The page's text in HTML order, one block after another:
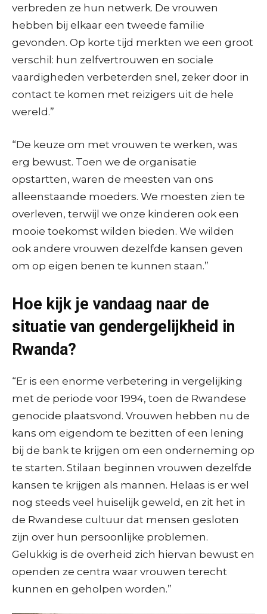
verbreden ze hun netwerk. De vrouwen
hebben bij elkaar een tweede familie
gevonden. Op korte tijd merkten we een groot
verschil: hun zelfvertrouwen en sociale
vaardigheden verbeterden snel, zeker door in
contact te komen met reizigers uit de hele
wereld.”
“De keuze om met vrouwen te werken, was
erg bewust. Toen we de organisatie
opstartten, waren de meesten van ons
alleenstaande moeders. We moesten zien te
overleven, terwijl we onze kinderen ook een
mooie toekomst wilden bieden. We wilden
ook andere vrouwen dezelfde kansen geven
om op eigen benen te kunnen staan.”
Hoe kijk je vandaag naar de
situatie van gendergelijkheid in
Rwanda?
“Er is een enorme verbetering in vergelijking
met de periode voor 1994, toen de Rwandese
genocide plaatsvond. Vrouwen hebben nu de
kans om eigendom te bezitten of een lening
bij de bank te krijgen om een onderneming op
te starten. Stilaan beginnen vrouwen dezelfde
kansen te krijgen als mannen. Helaas is er wel
nog steeds veel huiselijk geweld, en zit het in
de Rwandese cultuur dat mensen gesloten
zijn over hun persoonlijke problemen.
Gelukkig is de overheid zich hiervan bewust en
openden ze centra waar vrouwen terecht
kunnen en geholpen worden.”